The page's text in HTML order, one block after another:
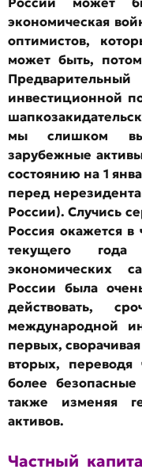
экономическая
оптимистов,
может быть,
инвестиционной
мы слишком
зарубежные
состоянию на 1
перед
России). Случись
Россия окажется
текущего года
экономических
России была
действовать,
международной
первых,
вторых, переводя
более
также изменяя
активов.
Частный